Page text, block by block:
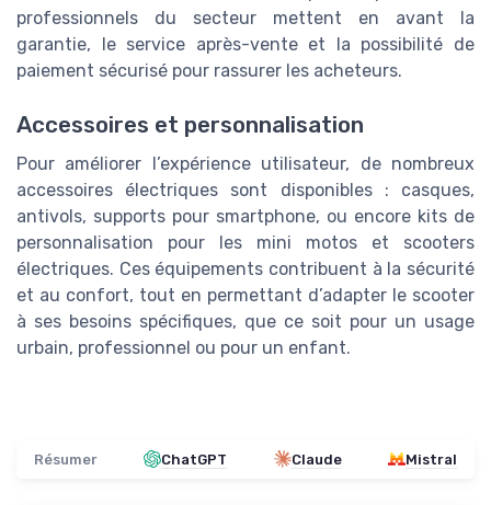
professionnels du secteur mettent en avant la
garantie, le service après-vente et la possibilité de
paiement sécurisé pour rassurer les acheteurs.
Accessoires et personnalisation
Pour améliorer l’expérience utilisateur, de nombreux
accessoires électriques sont disponibles : casques,
antivols, supports pour smartphone, ou encore kits de
personnalisation pour les mini motos et scooters
électriques. Ces équipements contribuent à la sécurité
et au confort, tout en permettant d’adapter le scooter
à ses besoins spécifiques, que ce soit pour un usage
urbain, professionnel ou pour un enfant.
Résumer ChatGPT Claude Mistral